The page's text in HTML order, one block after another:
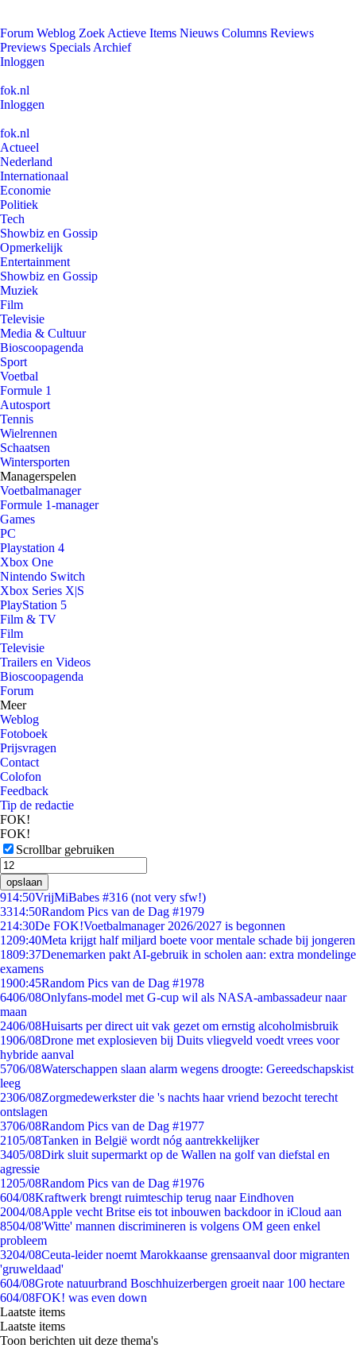
Forum Weblog Zoek Actieve Items Nieuws Columns Reviews
Previews Specials Archief
Inloggen
fok.nl
Inloggen
fok.nl
Actueel
Nederland
Internationaal
Economie
Politiek
Tech
Showbiz en Gossip
Opmerkelijk
Entertainment
Showbiz en Gossip
Muziek
Film
Televisie
Media & Cultuur
Bioscoopagenda
Sport
Voetbal
Formule 1
Autosport
Tennis
Wielrennen
Schaatsen
Wintersporten
Managerspelen
Voetbalmanager
Formule 1-manager
Games
PC
Playstation 4
Xbox One
Nintendo Switch
Xbox Series X|S
PlayStation 5
Film & TV
Film
Televisie
Trailers en Videos
Bioscoopagenda
Forum
Meer
Weblog
Fotoboek
Prijsvragen
Contact
Colofon
Feedback
Tip de redactie
FOK!
FOK!
Scrollbar gebruiken
opslaan
914:50VrijMiBabes #316 (not very sfw!)
3314:50Random Pics van de Dag #1979
214:30De FOK!Voetbalmanager 2026/2027 is begonnen
1209:40Meta krijgt half miljard boete voor mentale schade bij jongeren
1809:37Denemarken pakt AI-gebruik in scholen aan: extra mondelinge
examens
1900:45Random Pics van de Dag #1978
6406/08Onlyfans-model met G-cup wil als NASA-ambassadeur naar
maan
2406/08Huisarts per direct uit vak gezet om ernstig alcoholmisbruik
1906/08Drone met explosieven bij Duits vliegveld voedt vrees voor
hybride aanval
5706/08Waterschappen slaan alarm wegens droogte: Gereedschapskist
leeg
2306/08Zorgmedewerkster die 's nachts haar vriend bezocht terecht
ontslagen
3706/08Random Pics van de Dag #1977
2105/08Tanken in België wordt nóg aantrekkelijker
3405/08Dirk sluit supermarkt op de Wallen na golf van diefstal en
agressie
1205/08Random Pics van de Dag #1976
604/08Kraftwerk brengt ruimteschip terug naar Eindhoven
2004/08Apple vecht Britse eis tot inbouwen backdoor in iCloud aan
8504/08'Witte' mannen discrimineren is volgens OM geen enkel
probleem
3204/08Ceuta-leider noemt Marokkaanse grensaanval door migranten
'gruweldaad'
604/08Grote natuurbrand Boschhuizerbergen groeit naar 100 hectare
604/08FOK! was even down
Laatste items
Laatste items
Toon berichten uit deze thema's